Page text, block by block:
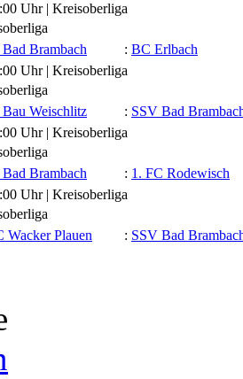
Uhr | Kreisoberliga
Brambach
: BC Erlbach
Uhr | Kreisoberliga
Weischlitz
: SSV Bad
Uhr | Kreisoberliga
Brambach
: 1. FC Rodewisch
Uhr | Kreisoberliga
Wacker Plauen
: SSV Bad